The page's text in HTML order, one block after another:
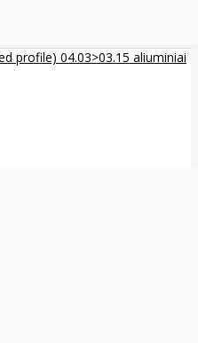
profile) 04.03>03.15 aliuminiai